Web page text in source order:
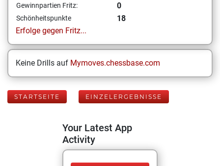
Gewinnpartien Fritz: 0
Schönheitspunkte
18
Erfolge gegen Fritz...
Keine Drills auf Mymoves.chessbase.com
STARTSEITE EINZELERGEBNISSE
Your Latest App
Activity